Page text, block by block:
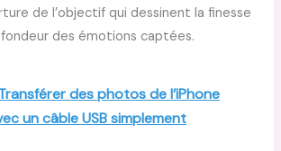
de l’objectif qui dessinent la finesse
des émotions captées.
des photos de l’iPhone
un câble USB simplement